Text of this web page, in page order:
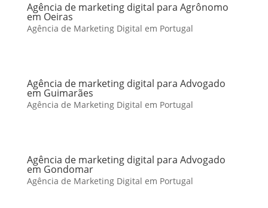
Agência de marketing digital para Agrônomo
em Oeiras
Agência de Marketing Digital em Portugal
Agência de marketing digital para Advogado
em Guimarães
Agência de Marketing Digital em Portugal
Agência de marketing digital para Advogado
em Gondomar
Agência de Marketing Digital em Portugal